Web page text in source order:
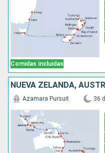
Comidas incluidas
Azamara Pursuit 36 d